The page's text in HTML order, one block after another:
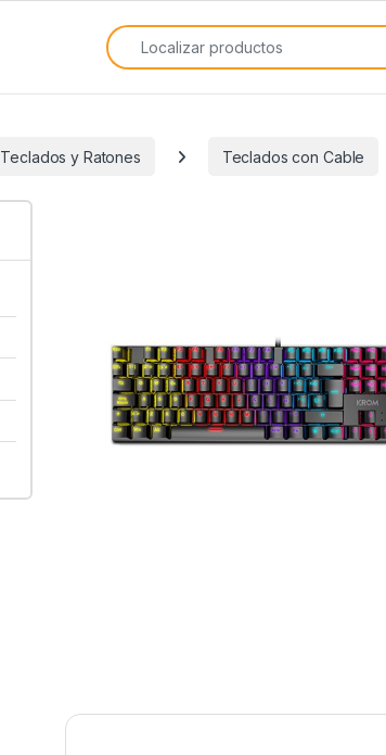
Search for:
Teclados y Ratones Teclados con Cable